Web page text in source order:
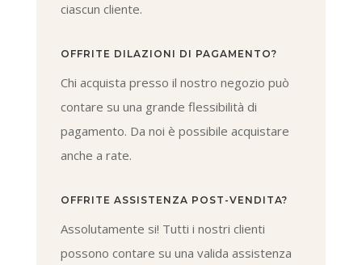
ciascun cliente.
OFFRITE DILAZIONI DI PAGAMENTO?
Chi acquista presso il nostro negozio può
contare su una grande flessibilità di
pagamento. Da noi è possibile acquistare
anche a rate.
OFFRITE ASSISTENZA POST-VENDITA?
Assolutamente si! Tutti i nostri clienti
possono contare su una valida assistenza